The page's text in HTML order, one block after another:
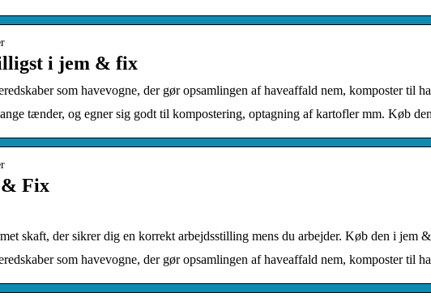
i jem & fix
som havevogne, der gør opsamlingen af haveaffald nem, komposter til
tænder, og egner sig godt til kompostering, optagning af kartofler mm. Køb
& Fix
skaft, der sikrer dig en korrekt arbejdsstilling mens du arbejder. Køb den i jem
som havevogne, der gør opsamlingen af haveaffald nem, komposter til